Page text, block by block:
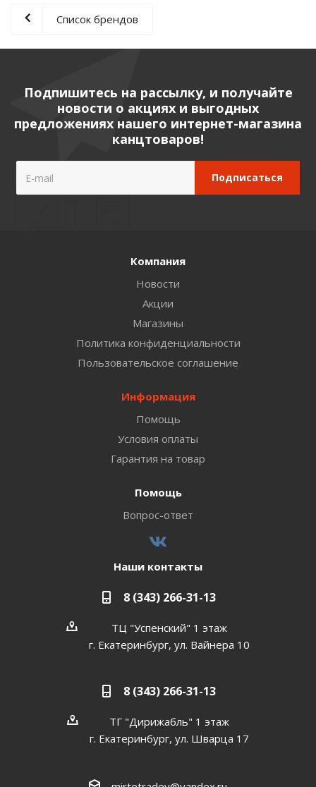
Список брендов
Подпишитесь на рассылку, и получайте
новости о акциях и выгодных
предложениях нашего интернет-магазина
канцтоваров!
Компания
Новости
Акции
Магазины
Политика конфиденциальности
Пользовательское соглашение
Информация
Помощь
Условия оплаты
Гарантия на товар
Помощь
Вопрос-ответ
Наши контакты
8 (343) 266-31-13
ТЦ "Успенский" 1 этаж
г. Екатеринбург, ул. Вайнера 10
8 (343) 266-31-13
ТГ "Дирижабль" 1 этаж
г. Екатеринбург, ул. Шварца 17